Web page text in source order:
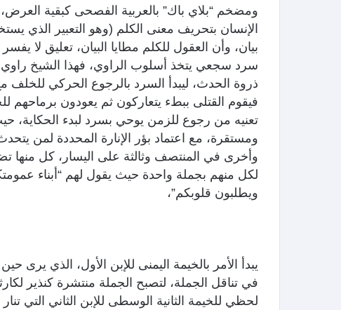
ومضخم “بلاي باك” بالعربية الفصحى كبقية
الإنسان بتحريف معنى الكلم (وهو التعبير الذي
بيان، وأن العقول للكلم مطايا البيان، تعليق لا
سرد سجعي يتخذ أسلوب الراوي، فهذا الشيخ راوي
ذروة الحدث، ليبدأ السرد بالرجوع الحركي للخلف
فيقوم القتلى ببطء يتعاركون ثم يعودون برماحهم
تعنيه من رجوع للزمن يوحي بسرد لبدء الحكاية،
ومستقرة، مع اعتماد بؤر الإنارة المحددة لمن
وأخرى في المنتصف وثالثة على اليسار، كل منها
لكل منهم بجملة واحدة حيث يقول لهم “أبناء
ويطلبون قلوبكم”،
يبدأ الأمر بالخيمة اليمنى للإبن الأول، الذي يرى
في تناقل الجملة، لتصبح الجملة منتشرة كنذير
لحظي للخيمة الثانية الوسطى للإبن الثاني التي